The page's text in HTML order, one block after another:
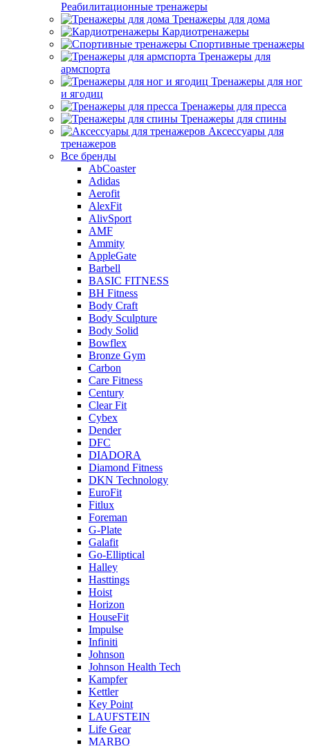
Реабилитационные тренажеры
Тренажеры для дома
Кардиотренажеры
Спортивные тренажеры
Тренажеры для
армспорта
Тренажеры для ног
и ягодиц
Тренажеры для пресса
Тренажеры для спины
Аксессуары для
тренажеров
Все бренды
AbCoaster
Adidas
Aerofit
AlexFit
AlivSport
AMF
Ammity
AppleGate
Barbell
BASIC FITNESS
BH Fitness
Body Craft
Body Sculpture
Body Solid
Bowflex
Bronze Gym
Carbon
Care Fitness
Century
Clear Fit
Cybex
Dender
DFC
DIADORA
Diamond Fitness
DKN Technology
EuroFit
Fitlux
Foreman
G-Plate
Galafit
Go-Elliptical
Halley
Hasttings
Hoist
Horizon
HouseFit
Impulse
Infiniti
Johnson
Johnson Health Tech
Kampfer
Kettler
Key Point
LAUFSTEIN
Life Gear
MARBO